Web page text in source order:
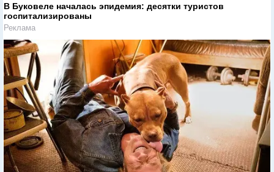
В Буковеле началась эпидемия: десятки туристов
госпитализированы
Реклама